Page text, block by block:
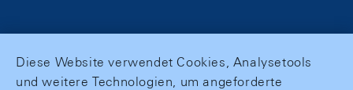
Diese Website verwendet Cookies, Analysetools
und weitere Technologien, um angeforderte